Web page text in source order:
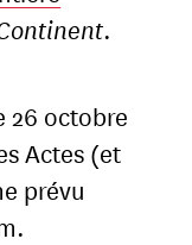
.
26 octobre
Actes (et
prévu